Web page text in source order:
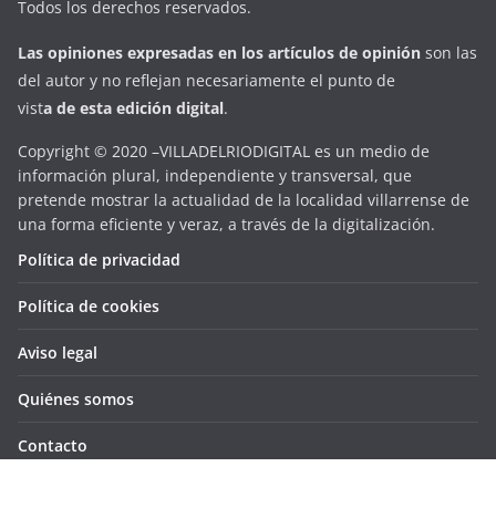
Todos los derechos reservados.
Las opiniones expresadas en los artículos de opinión son las
del autor y no reflejan necesariamente el punto de
vista de esta edición digital.
Copyright © 2020 –VILLADELRIODIGITAL es un medio de
información plural, independiente y transversal, que
pretende mostrar la actualidad de la localidad villarrense de
una forma eficiente y veraz, a través de la digitalización.
Política de privacidad
Política de cookies
Aviso legal
Quiénes somos
Contacto